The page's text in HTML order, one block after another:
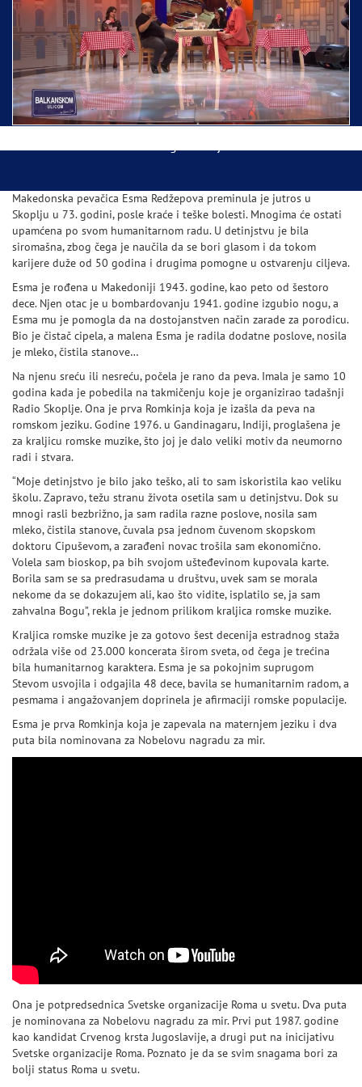
Ispraćaj Pojasa Presvete Bogorodice danas iz
Hrama Svetog Save
Makedonska pevačica Esma Redžepova preminula je jutros u
Skoplju u 73. godini, posle kraće i teške bolesti. Mnogima će ostati
upamćena po svom humanitarnom radu. U detinjstvu je bila
siromašna, zbog čega je naučila da se bori glasom i da tokom
karijere duže od 50 godina i drugima pomogne u ostvarenju ciljeva.
Esma je rođena u Makedoniji 1943. godine, kao peto od šestoro
dece. Njen otac je u bombardovanju 1941. godine izgubio nogu, a
Esma mu je pomogla da na dostojanstven način zarade za porodicu.
Bio je čistač cipela, a malena Esma je radila dodatne poslove, nosila
je mleko, čistila stanove…
Na njenu sreću ili nesreću, počela je rano da peva. Imala je samo 10
godina kada je pobedila na takmičenju koje je organizirao tadašnji
Radio Skoplje. Ona je prva Romkinja koja je izašla da peva na
romskom jeziku. Godine 1976. u Gandinagaru, Indiji, proglašena je
za kraljicu romske muzike, što joj je dalo veliki motiv da neumorno
radi i stvara.
“Moje detinjstvo je bilo jako teško, ali to sam iskoristila kao veliku
školu. Zapravo, težu stranu života osetila sam u detinjstvu. Dok su
mnogi rasli bezbrižno, ja sam radila razne poslove, nosila sam
mleko, čistila stanove, čuvala psa jednom čuvenom skopskom
doktoru Cipuševom, a zarađeni novac trošila sam ekonomično.
Volela sam bioskop, pa bih svojom ušteđevinom kupovala karte.
Borila sam se sa predrasudama u društvu, uvek sam se morala
nekome da se dokazujem ali, kao što vidite, isplatilo se, ja sam
zahvalna Bogu”, rekla je jednom prilikom kraljica romske muzike.
Kraljica romske muzike je za gotovo šest decenija estradnog staža
održala više od 23.000 koncerata širom sveta, od čega je trećina
bila humanitarnog karaktera. Esma je sa pokojnim suprugom
Stevom usvojila i odgajila 48 dece, bavila se humanitarnim radom, a
pesmama i angažovanjem doprinela je afirmaciji romske populacije.
Esma je prva Romkinja koja je zapevala na maternjem jeziku i dva
puta bila nominovana za Nobelovu nagradu za mir.
Ona je potpredsednica Svetske organizacije Roma u svetu. Dva puta
je nominovana za Nobelovu nagradu za mir. Prvi put 1987. godine
kao kandidat Crvenog krsta Jugoslavije, a drugi put na inicijativu
Svetske organizacije Roma. Poznato je da se svim snagama bori za
bolji status Roma u svetu.